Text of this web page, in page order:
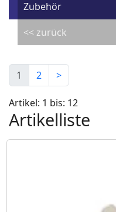
Zubehör
<< zurück
1 2 >
Artikel: 1 bis: 12
Artikelliste